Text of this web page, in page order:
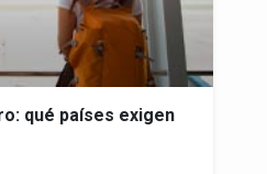
qué países exigen